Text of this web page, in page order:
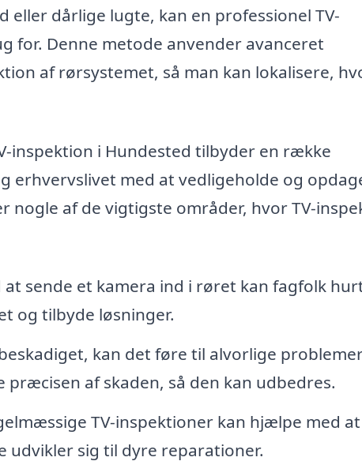
dårlige lugte, kan en professionel TV-
for. Denne metode anvender avanceret
af rørsystemet, så man kan lokalisere,
inspektion i Hundested tilbyder en række
erhvervslivet med at vedligeholde og
nogle af de vigtigste områder, hvor TV-
at sende et kamera ind i røret kan fagfolk
og tilbyde løsninger.
kan det føre til alvorlige
af skaden, så den kan udbedres.
TV-inspektioner kan hjælpe med at
udvikler sig til dyre reparationer.